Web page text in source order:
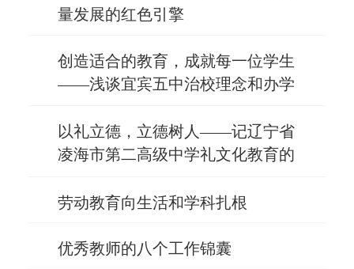
量发展的红色引擎
创造适合的教育，成就每一位学生
——浅谈宜宾五中治校理念和办学
以礼立德，立德树人——记辽宁省
凌海市第二高级中学礼文化教育的
劳动教育向生活和学科扎根
优秀教师的八个工作锦囊